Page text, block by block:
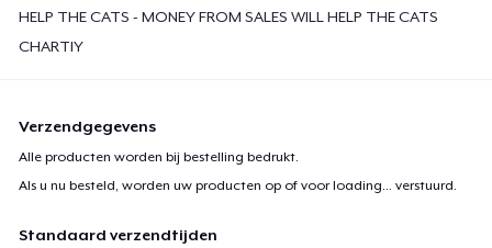
HELP THE CATS - MONEY FROM SALES WILL HELP THE CATS
CHARTIY
Verzendgegevens
Alle producten worden bij bestelling bedrukt.
Als u nu besteld, worden uw producten op of voorloading... verstuurd.
Standaard verzendtijden